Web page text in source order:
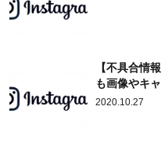
【不具合情
も画像やキ
2020.10.27